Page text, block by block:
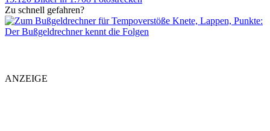
Zu schnell gefahren?
Knete, Lappen, Punkte:
Der Bußgeldrechner kennt die Folgen
ANZEIGE